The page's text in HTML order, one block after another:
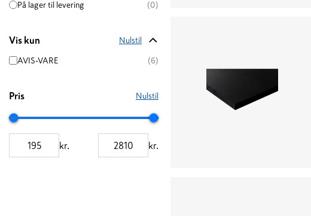
På lager til levering
(0)
Vis kun Nulstil
AVIS-VARE (6)
Pris Nulstil
kr. kr.